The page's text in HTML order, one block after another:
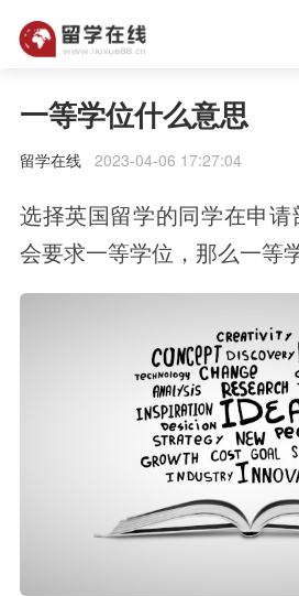
一等学位什么意思
留学在线2023-04-06 17:27:04
选择英国留学的同学在申
会要求一等学位，那么一等